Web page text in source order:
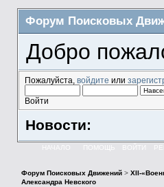
Форум Поисковых
Добро
Пожалуйста, войдите или
Войти
Новости:
НАЧАЛО ПОМОЩЬ ВОЙТИ
Форум Поисковых Движений> XII-
Александра Невского